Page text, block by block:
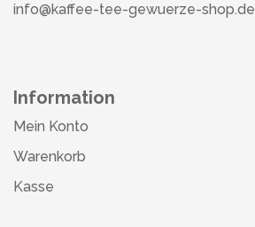
info@kaffee-tee-gewuerze-shop.de
Information
Mein Konto
Warenkorb
Kasse